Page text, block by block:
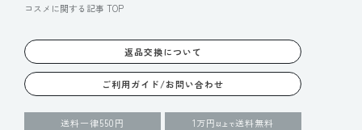
コスメに関する記事 TOP
返品交換について
ご利用ガイド/お問い合わせ
送料一律550円 1万円 以上で送料無料